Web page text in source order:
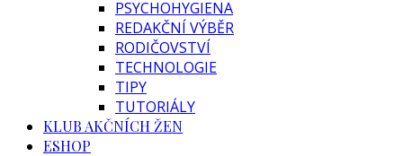
PSYCHOHYGIENA
REDAKČNÍ VÝBĚR
RODIČOVSTVÍ
TECHNOLOGIE
TIPY
TUTORIÁLY
KLUB AKČNÍCH ŽEN
ESHOP